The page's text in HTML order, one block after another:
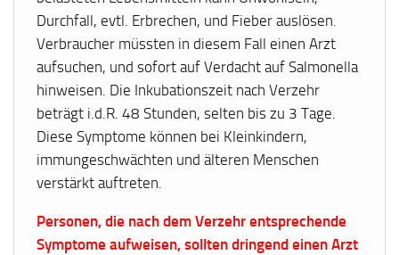
Durchfall, evtl. Erbrechen, und Fieber auslösen.
Verbraucher müssten in diesem Fall einen Arzt
aufsuchen, und sofort auf Verdacht auf Salmonella
hinweisen. Die Inkubationszeit nach Verzehr
beträgt i.d.R. 48 Stunden, selten bis zu 3 Tage.
Diese Symptome können bei Kleinkindern,
immungeschwächten und älteren Menschen
verstärkt auftreten.
Personen, die nach dem Verzehr entsprechende
Symptome aufweisen, sollten dringend einen Arzt